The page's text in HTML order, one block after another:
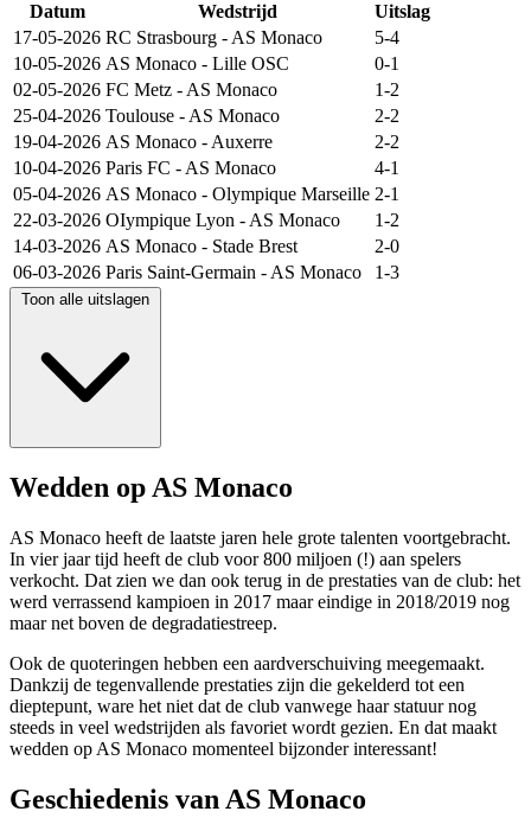
Datum Wedstrijd
Uitslag
17-05-2026 RC Strasbourg - AS Monaco
5-4
10-05-2026 AS Monaco - Lille OSC
0-1
02-05-2026 FC Metz - AS Monaco
1-2
25-04-2026 Toulouse - AS Monaco
2-2
19-04-2026 AS Monaco - Auxerre
2-2
10-04-2026 Paris FC - AS Monaco
4-1
05-04-2026 AS Monaco - Olympique Marseille 2-1
22-03-2026 OIympique Lyon - AS Monaco
1-2
14-03-2026 AS Monaco - Stade Brest
2-0
06-03-2026 Paris Saint-Germain - AS Monaco 1-3
Toon alle uitslagen
Wedden op AS Monaco
AS Monaco heeft de laatste jaren hele grote talenten voortgebracht.
In vier jaar tijd heeft de club voor 800 miljoen (!) aan spelers
verkocht. Dat zien we dan ook terug in de prestaties van de club: het
werd verrassend kampioen in 2017 maar eindige in 2018/2019 nog
maar net boven de degradatiestreep.
Ook de quoteringen hebben een aardverschuiving meegemaakt.
Dankzij de tegenvallende prestaties zijn die gekelderd tot een
dieptepunt, ware het niet dat de club vanwege haar statuur nog
steeds in veel wedstrijden als favoriet wordt gezien. En dat maakt
wedden op AS Monaco momenteel bijzonder interessant!
Geschiedenis van AS Monaco